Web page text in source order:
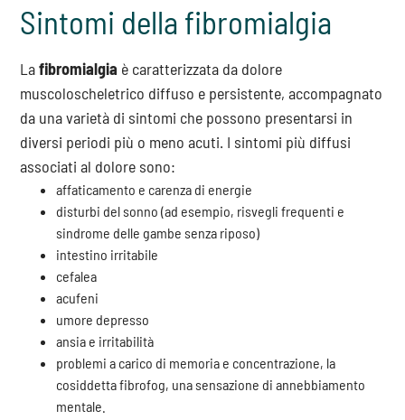
Sintomi della fibromialgia
Lafibromialgia è caratterizzata da dolore
muscoloscheletrico diffuso e persistente, accompagnato
da una varietà di sintomi che possono presentarsi in
diversi periodi più o meno acuti. I sintomi più diffusi
associati al dolore sono:
affaticamento e carenza di energie
disturbi del sonno (ad esempio, risvegli frequenti e
sindrome delle gambe senza riposo)
intestino irritabile
cefalea
acufeni
umore depresso
ansia e irritabilità
problemi a carico di memoria e concentrazione, la
cosiddetta fibrofog, una sensazione di annebbiamento
mentale.